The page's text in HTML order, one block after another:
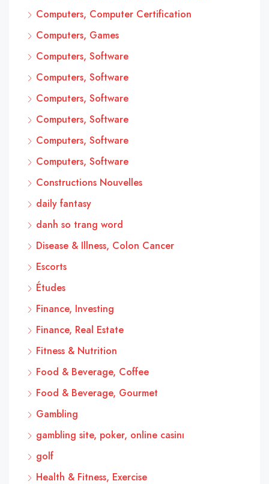
Computers, Computer Certification
Computers, Games
Computers, Software
Computers, Software
Computers, Software
Computers, Software
Computers, Software
Computers, Software
Constructions Nouvelles
daily fantasy
danh so trang word
Disease & Illness, Colon Cancer
Escorts
Études
Finance, Investing
Finance, Real Estate
Fitness & Nutrition
Food & Beverage, Coffee
Food & Beverage, Gourmet
Gambling
gambling site, poker, online casinı
golf
Health & Fitness, Exercise